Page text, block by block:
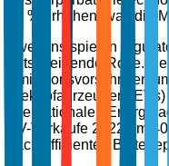
50 % erhöhen, was die
Zweitens spielen
entscheidende Rolle.
Emissionsvorschriften
Elektrofahrzeugen
Internationalen
EV-Verkäufe 2022 um
nach effizienten